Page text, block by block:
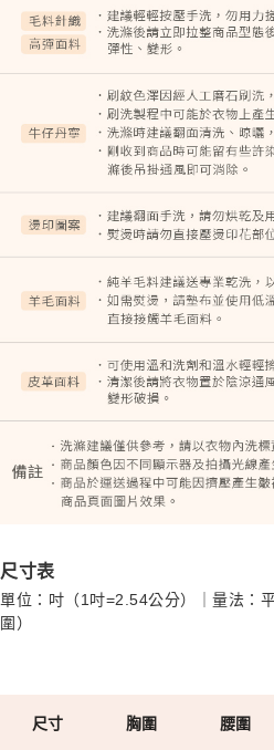
尺寸表
單位：吋（1吋=2.54公分）｜量法：
圍）
尺寸 胸圍 腰圍